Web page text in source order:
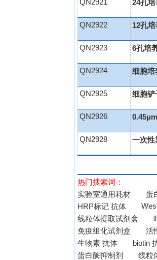
QN2921 24孔
QN2922 12孔
QN2923 6孔培
QN2924 细胞培
QN2925 细胞铲
QN2926
QN2928 一次性
热门搜索词：
实验室通用耗材
蛋
HRP标记 抗体
线粒体提取试剂盒
免疫组化试剂盒
活
生物素 抗体
biotin
蛋白酶抑制剂
线粒